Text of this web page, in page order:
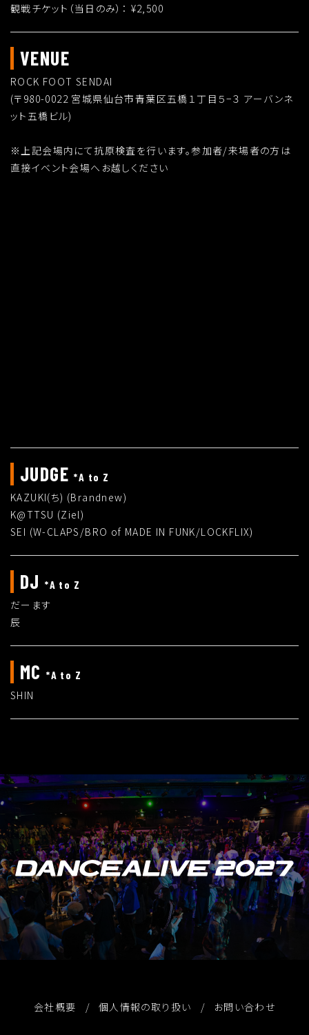
観戦チケット（当日のみ）： ¥2,500
VENUE
ROCK FOOT SENDAI
(〒980-0022 宮城県仙台市青葉区五橋１丁目５−３ アーバンネ
ット五橋ビル)
※上記会場内にて抗原検査を行います。参加者/来場者の方は
直接イベント会場へお越しください
JUDGE*A to Z
KAZUKI(ち) (Brandnew)
K@TTSU (Ziel)
SEI (W-CLAPS/BRO of MADE IN FUNK/LOCKFLIX)
DJ*A to Z
だーます
辰
MC*A to Z
SHIN
会社概要 個人情報の取り扱い お問い合わせ